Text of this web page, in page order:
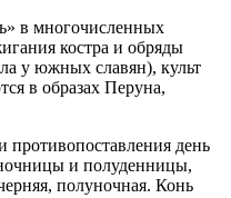
в многочисленных
костра и обряды
у южных славян), культ
в образах Перуна,
день
и полуденницы,
полуночная. Конь